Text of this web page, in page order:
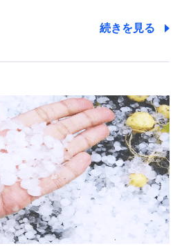
ssi.com/)
ル等により、当社と取引のあるも
行のため、またそれらに付帯、関
のサービスを案内、提供するため
会社と取引があり、取得した個人
会社の商品・サービスをご提案す
くことがあります。）
管理等付帯業務を行うため
ら取得した個人情報
催のため
管理等付帯業務を行うため
続きを見る